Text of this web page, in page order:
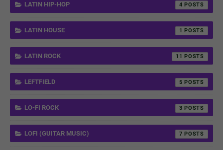
LATIN HIP-HOP 4
LATIN HOUSE 1
LATIN ROCK 11
LEFTFIELD 5
LO-FI ROCK 3
LOFI (GUITAR MUSIC) 7